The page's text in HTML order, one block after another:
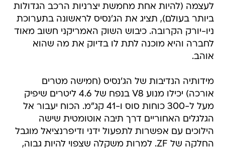
לעצמה (להיות אחת מחמשת יצרניות הרכב הגדולות
ביותר בעולם), תציג את הג'נסיס לראשונה בתערוכת
ניו-יורק הקרובה. כיבוש השוק האמריקני חשוב מאוד
לחברה והיא מוכנה לתת לו בדיוק את מה שהוא
אוהב.
מידותיה הנדיבות של הג'נסיס (חמישה מטרים
אורכה) יכילו מנוע V8 בנפח של 4.6 ליטרים שיפיק
מעל ל-300 כוחות סוס ו-41 קג"מ. הכוח יעבור אל
הגלגלים האחוריים דרך תיבה אוטומטית שישה
הילוכים עם אפשרות לתפעול ידני ודיפרנציאל מוגבל
החלקה של ZF. למרות משקלה שצפוי להיות גבוה,